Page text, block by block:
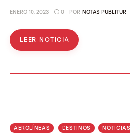
ENERO 10, 2023 0 POR NOTAS PUBLITUR
LEER NOTICIA
AEROLÍNEAS DESTINOS NOTICIAS